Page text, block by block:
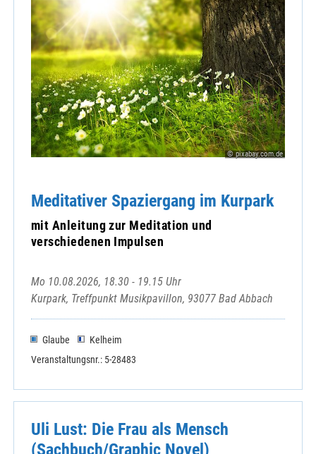
© pixabay.com.de
Meditativer Spaziergang im Kurpark
mit Anleitung zur Meditation und
verschiedenen Impulsen
Mo 10.08.2026, 18.30 - 19.15 Uhr
Kurpark, Treffpunkt Musikpavillon, 93077 Bad Abbach
Glaube
Kelheim
Veranstaltungsnr.: 5-28483
Uli Lust: Die Frau als Mensch
(Sachbuch/Graphic Novel)